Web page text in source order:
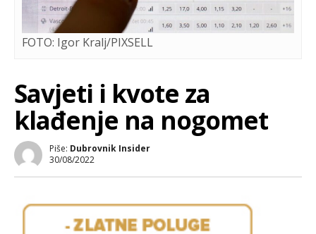
FOTO: Igor Kralj/PIXSELL
Savjeti i kvote za
klađenje na nogomet
Piše: Dubrovnik Insider
30/08/2022